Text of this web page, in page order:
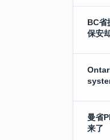
BC省
保安
曼省
来了